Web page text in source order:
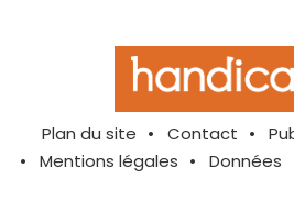
Plan du site Contact
Mentions légales
Données